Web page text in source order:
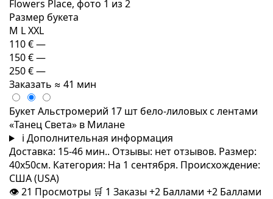
Размер букета
M LXXL
110 €—
150 €—
250 €—
Заказать ≈ 41 мин
Букет Альстромерий 17 шт бело-лиловых с лентами
«Танец Света» в Милане
i Дополнительная информация
Доставка: 15-46 мин.. Отзывы: нет отзывов. Размер:
40x50см. Категория: На 1 сентября. Происхождение:
США (USA)
👁21 Просмотры 🛒 1 Заказы+2 Баллами +2 Баллами